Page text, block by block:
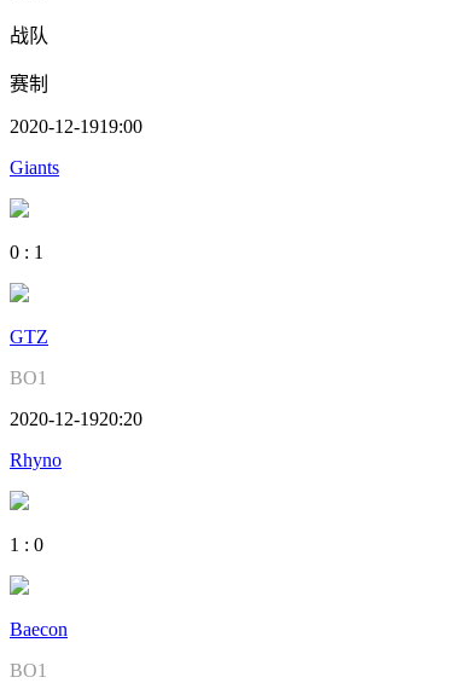
战队
赛制
2020-12-1919:00
Giants
0 : 1
GTZ
BO1
2020-12-1920:20
Rhyno
1 : 0
Baecon
BO1